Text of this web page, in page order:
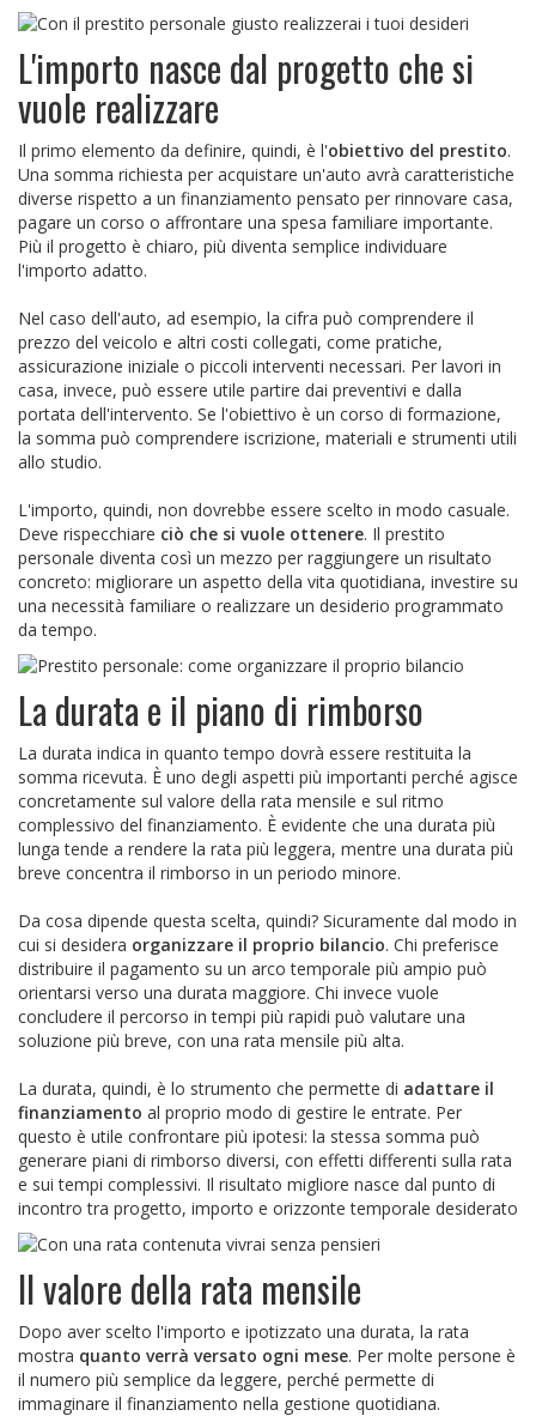
L'importo nasce dal progetto che si
vuole realizzare
Il primo elemento da definire, quindi, è l'obiettivo del prestito.
Una somma richiesta per acquistare un'auto avrà caratteristiche
diverse rispetto a un finanziamento pensato per rinnovare casa,
pagare un corso o affrontare una spesa familiare importante.
Più il progetto è chiaro, più diventa semplice individuare
l'importo adatto.
Nel caso dell'auto, ad esempio, la cifra può comprendere il
prezzo del veicolo e altri costi collegati, come pratiche,
assicurazione iniziale o piccoli interventi necessari. Per lavori in
casa, invece, può essere utile partire dai preventivi e dalla
portata dell'intervento. Se l'obiettivo è un corso di formazione,
la somma può comprendere iscrizione, materiali e strumenti utili
allo studio.
L'importo, quindi, non dovrebbe essere scelto in modo casuale.
Deve rispecchiare ciò che si vuole ottenere. Il prestito
personale diventa così un mezzo per raggiungere un risultato
concreto: migliorare un aspetto della vita quotidiana, investire su
una necessità familiare o realizzare un desiderio programmato
da tempo.
La durata e il piano di rimborso
La durata indica in quanto tempo dovrà essere restituita la
somma ricevuta. È uno degli aspetti più importanti perché agisce
concretamente sul valore della rata mensile e sul ritmo
complessivo del finanziamento. È evidente che una durata più
lunga tende a rendere la rata più leggera, mentre una durata più
breve concentra il rimborso in un periodo minore.
Da cosa dipende questa scelta, quindi? Sicuramente dal modo in
cui si desidera organizzare il proprio bilancio. Chi preferisce
distribuire il pagamento su un arco temporale più ampio può
orientarsi verso una durata maggiore. Chi invece vuole
concludere il percorso in tempi più rapidi può valutare una
soluzione più breve, con una rata mensile più alta.
La durata, quindi, è lo strumento che permette di adattare il
finanziamento al proprio modo di gestire le entrate. Per
questo è utile confrontare più ipotesi: la stessa somma può
generare piani di rimborso diversi, con effetti differenti sulla rata
e sui tempi complessivi. Il risultato migliore nasce dal punto di
incontro tra progetto, importo e orizzonte temporale desiderato
Il valore della rata mensile
Dopo aver scelto l'importo e ipotizzato una durata, la rata
mostra quanto verrà versato ogni mese. Per molte persone è
il numero più semplice da leggere, perché permette di
immaginare il finanziamento nella gestione quotidiana.